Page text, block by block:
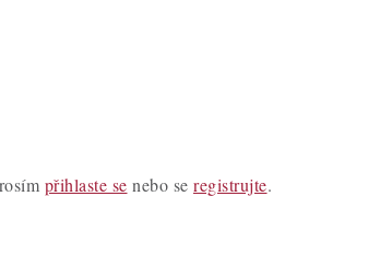
přihlaste se nebo se registrujte.